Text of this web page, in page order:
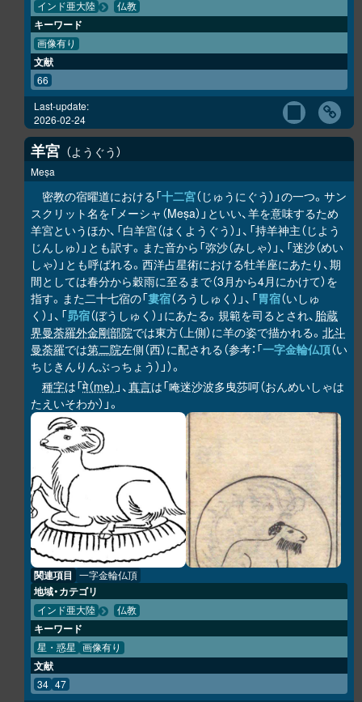
インド亜大陸 仏教
キーワード
画像有り
文献
66
Last-update:
2026-02-24
羊宮 ようぐう
Meṣa
密教の宿曜道における「十二宮（じゅうにぐう）」の一つ。サン
スクリット名を「メーシャ（Meṣa）」といい、羊を意味するため
羊宮というほか、「白羊宮（はくようぐう）」、「持羊神主（じよう
じんしゅ）」とも訳す。また音から「弥沙（みしゃ）」、「迷沙（めい
しゃ）」とも呼ばれる。西洋占星術における牡羊座にあたり、期
間としては春分から穀雨に至るまで（3月から4月にかけて）を
指す。また二十七宿の「婁宿（ろうしゅく）」、「胃宿（いしゅ
く）」、「昴宿（ぼうしゅく）」にあたる。規範を司るとされ、 胎蔵
界曼荼羅外金剛部院では東方（上側）に羊の姿で描かれる。 北斗
曼荼羅では第二院左側（西）に配される（参考：「一字金輪仏頂（い
ちじきんりんぶっちょう）」）。
種字は「मे（me） 」、真言は「唵迷沙波多曳莎呵（おんめいしゃは
たえいそわか）」。
関連項目 一字金輪仏頂
地域・カテゴリ
インド亜大陸 仏教
キーワード
星・惑星 画像有り
文献
34 47